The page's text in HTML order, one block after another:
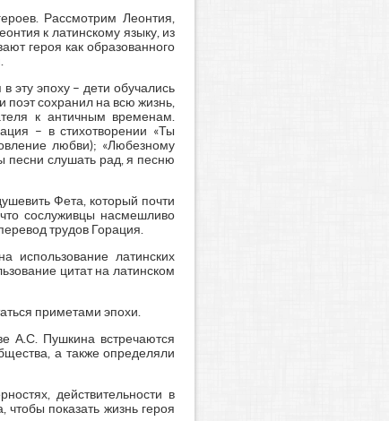
Рассмотрим Леонтия,
к латинскому языку, из
героя как образованного
эту эпоху – дети обучались
поэт сохранил на всю жизнь,
к античным временам.
– в стихотворении «Ты
любви); «Любезному
песни слушать рад, я песню
Фета, который почти
сослуживцы насмешливо
трудов Горация.
использование латинских
цитат на латинском
приметами эпохи.
А.С. Пушкина встречаются
а также определяли
действительности в
чтобы показать жизнь героя